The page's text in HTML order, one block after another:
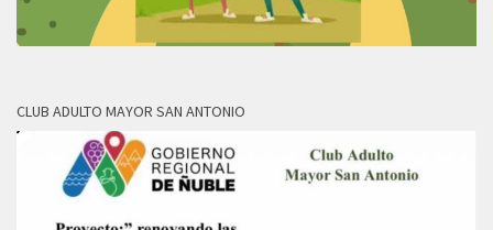
CLUB ADULTO MAYOR SAN ANTONIO